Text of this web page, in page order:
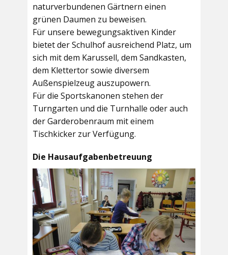
naturverbundenen Gärtnern einen
grünen Daumen zu beweisen.
Für unsere bewegungsaktiven Kinder
bietet derSchulhofausreichend Platz, um
sich mit dem Karussell, dem Sandkasten,
dem Klettertor sowie diversem
Außenspielzeug auszupowern.
Für die Sportskanonen stehen der
Turngarten und die Turnhalle oder auch
derGarderobenraum mit einem
Tischkicker zur Verfügung.
Die Hausaufgabenbetreuung